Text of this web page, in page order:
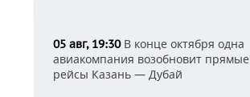
05 авг, 19:30В конце октября одна
авиакомпания возобновит прямые
рейсы Казань — Дубай